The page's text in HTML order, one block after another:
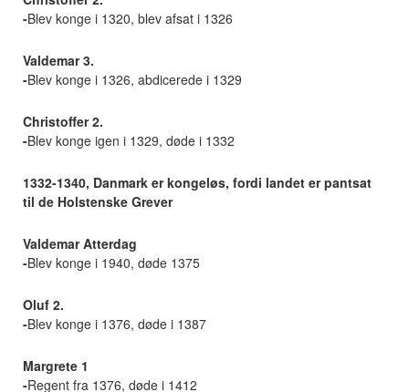
-Blev konge i 1320, blev afsat i 1326
Valdemar 3.
-Blev konge i 1326, abdicerede i 1329
Christoffer 2.
-Blev konge igen i 1329, døde i 1332
1332-1340, Danmark er kongeløs, fordi landet er pantsat
til de Holstenske Grever
Valdemar Atterdag
-Blev konge i 1940, døde 1375
Oluf 2.
-Blev konge i 1376, døde i 1387
Margrete 1
-Regent fra 1376, døde i 1412